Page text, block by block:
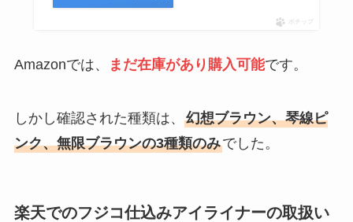
ポチップ
Amazonでは、 まだ在庫があり購入可能です。
しかし確認された種類は、 幻想ブラウン、琴線ピ
ンク、無限ブラウンの3種類のみでした。
楽天でのフジコ仕込みアイライナーの取扱い